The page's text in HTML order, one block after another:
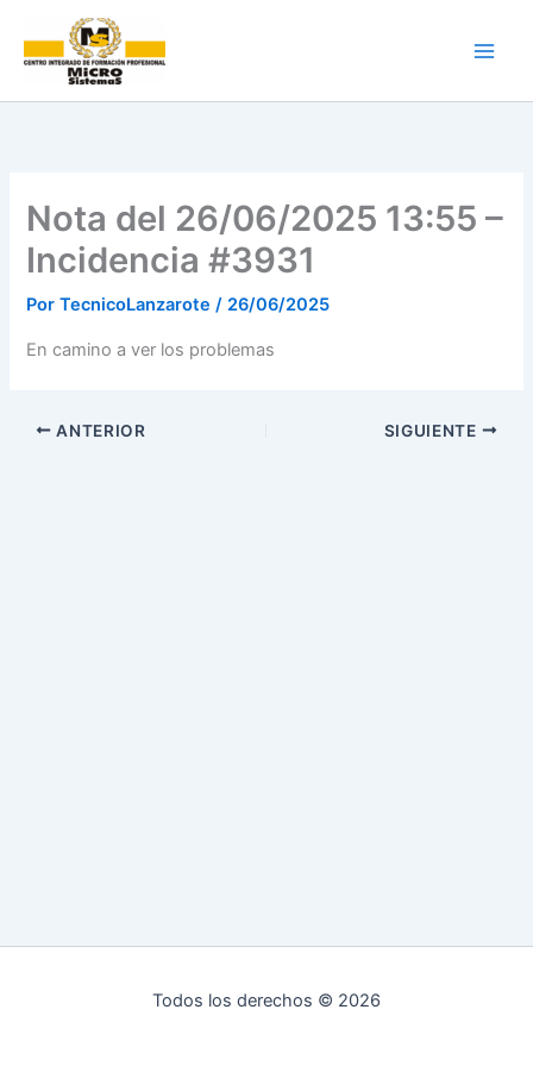
contenido
Nota del 26/06/2025 13:55 –
Incidencia #3931
PorTecnicoLanzarote/ 26/06/2025
En camino a ver los problemas
ANTERIOR SIGUIENTE
Todos los derechos © 2026